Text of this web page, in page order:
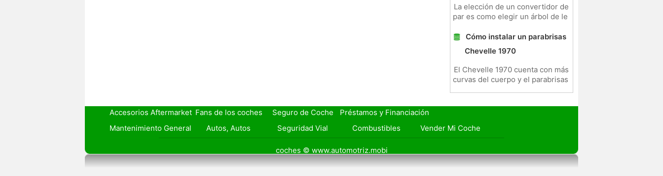
La elección de un convertidor de
par es como elegir un árbol de le
Cómo instalar un parabrisas
Chevelle 1970
El Chevelle 1970 cuenta con más
curvas del cuerpo y el parabrisas
Accesorios Aftermarket Fans de los coches Seguro de Coche
Préstamos y Financiación
Mantenimiento General
Autos, Autos Seguridad Vial Combustibles Vender Mi Coche
coches © www.automotriz.mobi